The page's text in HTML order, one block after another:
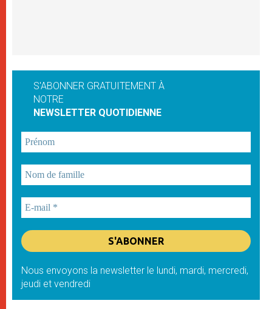
S'ABONNER GRATUITEMENT À
NOTRE
NEWSLETTER QUOTIDIENNE
Nous envoyons la newsletter le lundi, mardi, mercredi,
jeudi et vendredi